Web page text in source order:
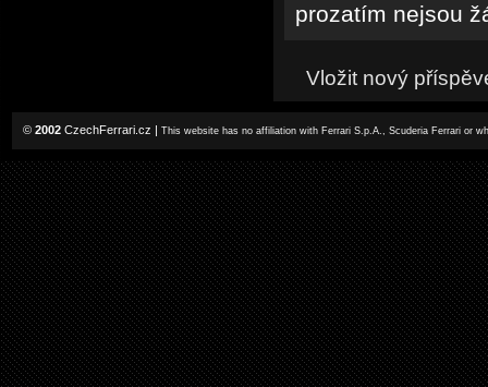
prozatím nejsou
Vložit nový
© 2002 CzechFerrari.cz | This website has no affiliation with Ferrari S.p.A., Scuderia Ferrari or